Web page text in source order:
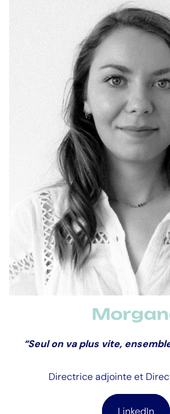
Formation :Bac+5 Marketing et
Licence de
Parcours pro :3 ans Directrice
de projet chez
Leitmotiv : Mener à bien des
chaque acteur, dans la bonne
“Seul on va plus vite,
Directrice adjointe et
LinkedIn